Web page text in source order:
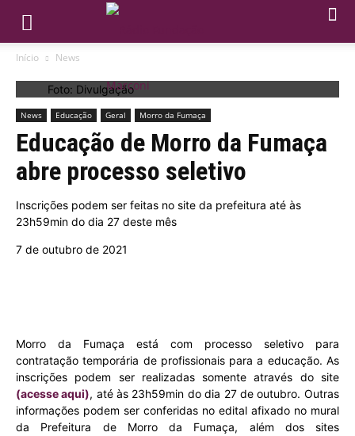
Início News
Foto: Divulgação
News Educação Geral Morro da Fumaça
Educação de Morro da Fumaça
abre processo seletivo
Inscrições podem ser feitas no site da prefeitura até às
23h59min do dia 27 deste mês
7 de outubro de 2021
Morro da Fumaça está com processo seletivo para
contratação temporária de profissionais para a educação. As
inscrições podem ser realizadas somente através do site
(acesse aqui), até às 23h59min do dia 27 de outubro. Outras
informações podem ser conferidas no edital afixado no mural
da Prefeitura de Morro da Fumaça, além dos sites